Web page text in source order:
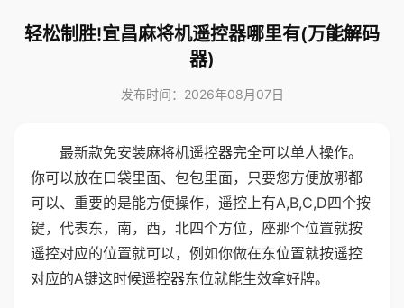
轻松制胜!宜昌麻将机遥控器哪里有(万能解码
器)
发布时间：2026年08月07日
最新款免安装麻将机遥控器完全可以单人操作。
你可以放在口袋里面、包包里面，只要您方便放哪都
可以、重要的是能方便操作，遥控上有A,B,C,D四个按
键，代表东，南，西，北四个方位，座那个位置就按
遥控对应的位置就可以，例如你做在东位置就按遥控
对应的A键这时候遥控器东位就能生效拿好牌。